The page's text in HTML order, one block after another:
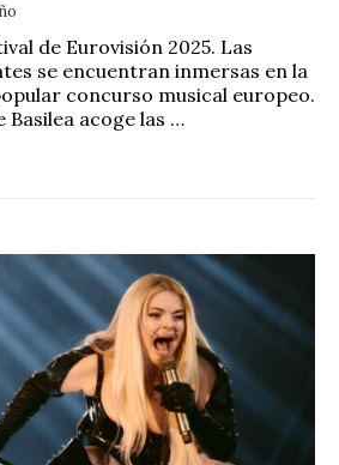
de Eurovisión 2025. Las
se encuentran inmersas en la
concurso musical europeo.
Basilea acoge las …